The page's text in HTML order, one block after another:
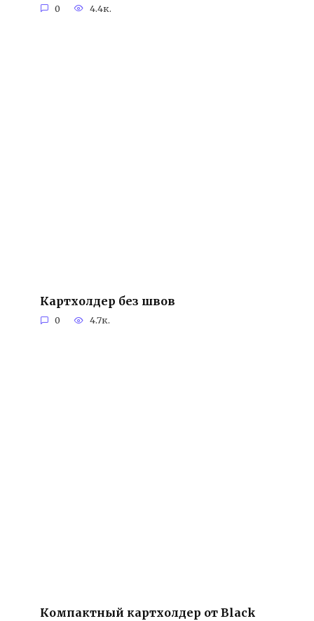
0 4.4к.
Картхолдер без швов
0 4.7к.
Компактный картхолдер от Black